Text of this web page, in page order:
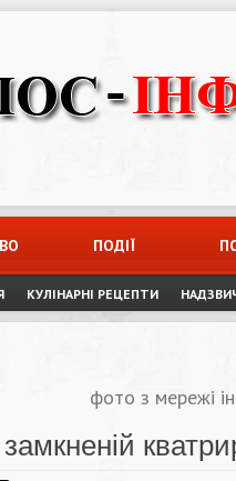
ПОДІЇ
КУЛІНАРНІ РЕЦЕПТИ
фото з мережі